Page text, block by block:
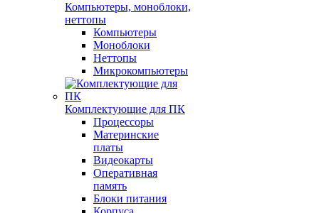
Компьютеры, моноблоки,
неттопы
Компьютеры
Моноблоки
Неттопы
Микрокомпьютеры
Комплектующие для ПК
Процессоры
Материнские
платы
Видеокарты
Оперативная
память
Блоки питания